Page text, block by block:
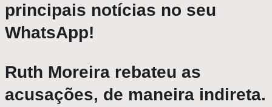
principais notícias no seu
WhatsApp!
Ruth Moreira rebateu as
acusações, de maneira indireta.